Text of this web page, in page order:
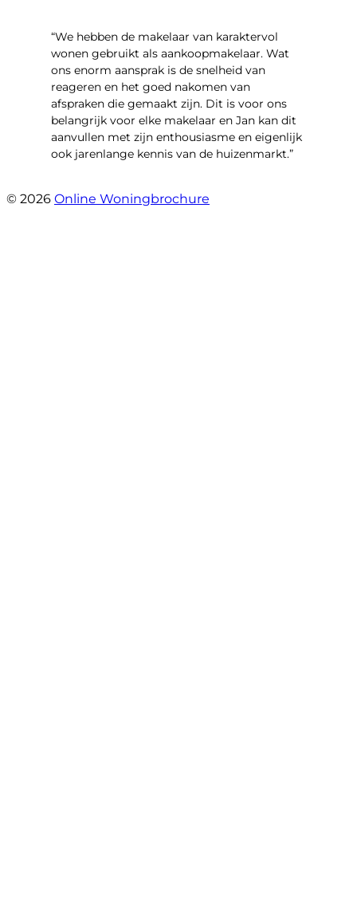
“We hebben de makelaar van karaktervol
wonen gebruikt als aankoopmakelaar. Wat
ons enorm aansprak is de snelheid van
reageren en het goed nakomen van
afspraken die gemaakt zijn. Dit is voor ons
belangrijk voor elke makelaar en Jan kan dit
aanvullen met zijn enthousiasme en eigenlijk
ook jarenlange kennis van de huizenmarkt.”
© 2026 Online Woningbrochure